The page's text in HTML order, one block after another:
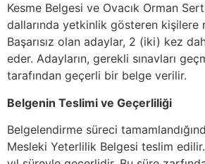
Kesme Belgesi ve Ovacık Orman
dallarında yetkinlik gösteren kişilere
Başarısız olan adaylar, 2 (iki) kez
eder. Adayların, gerekli sınavları
tarafından geçerli bir belge verilir.
Belgenin Teslimi ve Geçerliliği
Belgelendirme süreci
Mesleki Yeterlilik Belgesi teslim